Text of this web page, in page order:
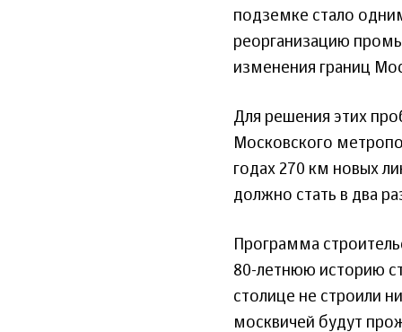
подземке стало
реорганизацию
изменения границ
Для решения этих
Московского
годах 270 км новых
должно стать в два
Программа
80-летнюю историю
столице не строили
москвичей будут